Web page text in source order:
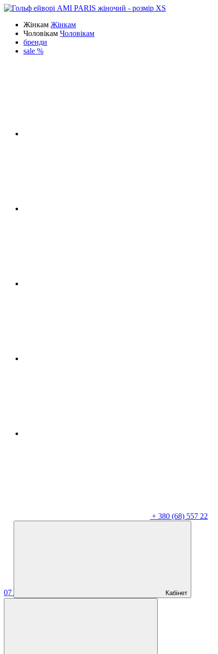
Жінкам Жінкам
Чоловікам Чоловікам
бренди
sale %
+ 380 (68) 557 22
07 Кабінет